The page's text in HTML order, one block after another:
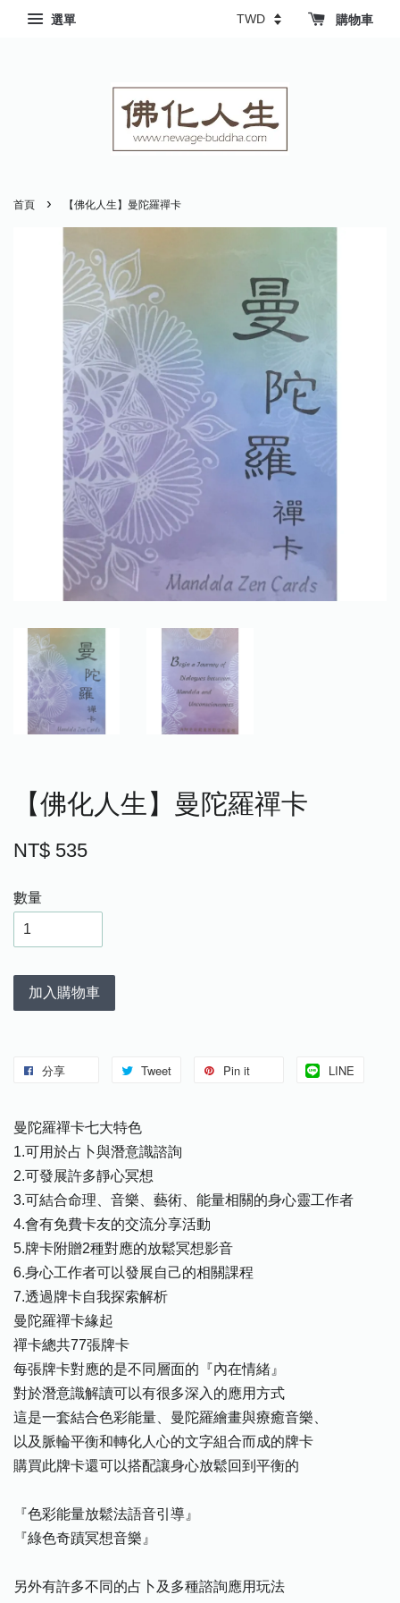
選單 購物車
首頁 › 【佛化人生】曼陀羅禪卡
【佛化人生】曼陀羅禪卡
NT$ 535
數量
加入購物車
分享 Tweet Pin it LINE
曼陀羅禪卡七大特色
1.可用於占卜與潛意識諮詢
2.可發展許多靜心冥想
3.可結合命理、音樂、藝術、能量相關的身心靈工作者
4.會有免費卡友的交流分享活動
5.牌卡附贈2種對應的放鬆冥想影音
6.身心工作者可以發展自己的相關課程
7.透過牌卡自我探索解析
曼陀羅禪卡緣起
禪卡總共77張牌卡
每張牌卡對應的是不同層面的『內在情緒』
對於潛意識解讀可以有很多深入的應用方式
這是一套結合色彩能量、曼陀羅繪畫與療癒音樂、
以及脈輪平衡和轉化人心的文字組合而成的牌卡
購買此牌卡還可以搭配讓身心放鬆回到平衡的
『色彩能量放鬆法語音引導』
『綠色奇蹟冥想音樂』
另外有許多不同的占卜及多種諮詢應用玩法